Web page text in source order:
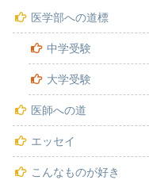
医学部への道標
中学受験
大学受験
医師への道
エッセイ
こんなものが好き